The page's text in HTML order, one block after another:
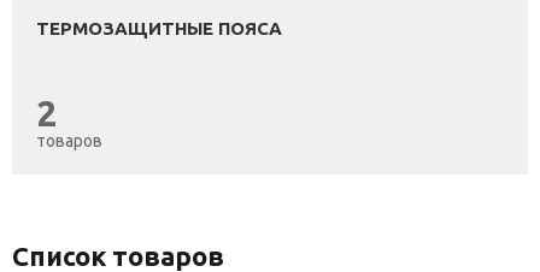
ТЕРМОЗАЩИТНЫЕ ПОЯСА
2
товаров
Список товаров